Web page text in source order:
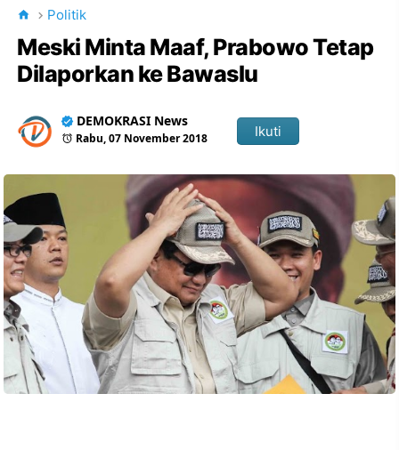
Politik
Meski Minta Maaf, Prabowo Tetap
Dilaporkan ke Bawaslu
DEMOKRASI News
Rabu, 07 November 2018 Ikuti